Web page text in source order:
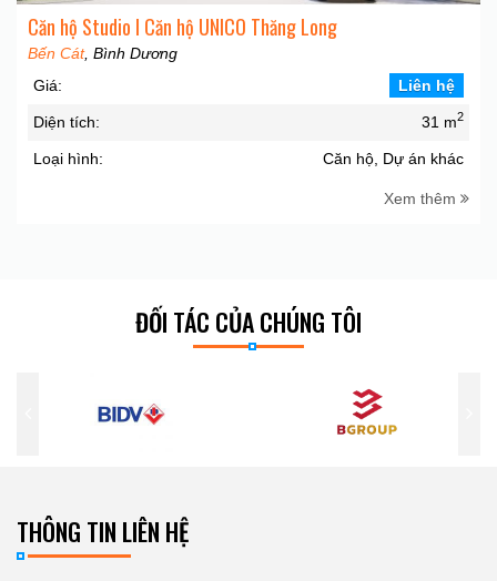
Căn hộ Studio I Căn hộ UNICO Thăng Long
Bến Cát, Bình Dương
Giá:
Liên hệ
Diện tích: 31 m2
Loại hình: Căn hộ, Dự án khác
Xem thêm
ĐỐI TÁC CỦA CHÚNG TÔI
THÔNG TIN LIÊN HỆ